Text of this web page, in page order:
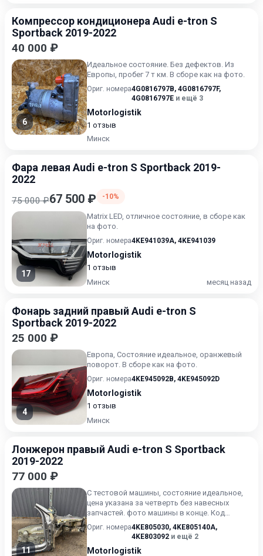
Компрессор кондиционера Audi e-tron S
Sportback 2019-2022
40 000 ₽
6
Идеальное состояние. Без дефектов. Из
Европы, пробег 7 т км. В сборе как на фото.
Ориг. номера4G0816797B, 4G0816797F,
4G0816797E и ещё 3
Motorlogistik
1 отзыв
Минск
Фара левая Audi e-tron S Sportback 2019-
2022
75 000 ₽67 500 ₽ -10%
17
Matrix LED, отличное состояние, в сборе как
на фото.
Ориг. номера4KE941039A, 4KE941039
Motorlogistik
1 отзыв
Минск
месяц назад
Фонарь задний правый Audi e-tron S
Sportback 2019-2022
25 000 ₽
4
Европа, Состояние идеальное, оранжевый
поворот. В сборе как на фото.
Ориг. номера4KE945092B, 4KE945092D
Motorlogistik
1 отзыв
Минск
Лонжерон правый Audi e-tron S Sportback
2019-2022
77 000 ₽
11
С тестовой машины, состояние идеальное,
цена указана за четверть без навесных
запчастей. фото машины в конце. Код
краски 2L / Z7F серый мета...
Ориг. номера4KE805030, 4KE805140A,
4KE803092 и ещё 2
Motorlogistik